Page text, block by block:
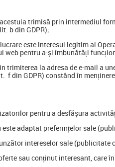
trimisă prin intermediul
b din GDPR);
este interesul legitim al
pentru a-și îmbunătăți
la adresa de e-mail a
din GDPR) constând în
pentru a desfășura
adaptat preferințelor sale
intereselor sale (publicitate
sau conținut interesant, care